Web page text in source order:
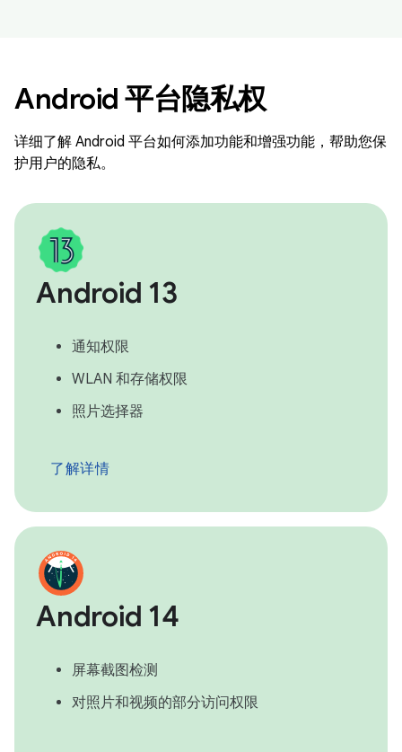
Android 平台隐私权
详细了解 Android 平台如何添加功能和增强功能，帮助您保
护用户的隐私。
Android 13
通知权限
WLAN 和存储权限
照片选择器
了解详情
Android 14
屏幕截图检测
对照片和视频的部分访问权限